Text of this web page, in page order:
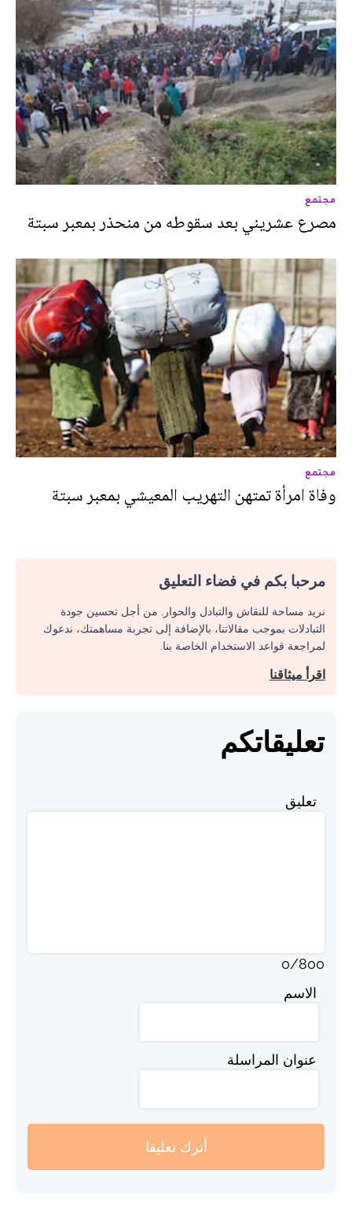
مجتمع
مصرع عشريني بعد سقوطه من منحذر بمعبر سبتة
مجتمع
وفاة امرأة تمتهن التهريب المعيشي بمعبر سبتة
مرحبا بكم في فضاء التعليق
نريد مساحة للنقاش والتبادل والحوار. من أجل تحسين جودة
التبادلات بموجب مقالاتنا، بالإضافة إلى تجربة مساهمتك، ندعوك
لمراجعة قواعد الاستخدام الخاصة بنا.
اقرأ ميثاقنا
تعليقاتكم
تعليق
0/800
الاسم
عنوان المراسلة
أترك تعليقا